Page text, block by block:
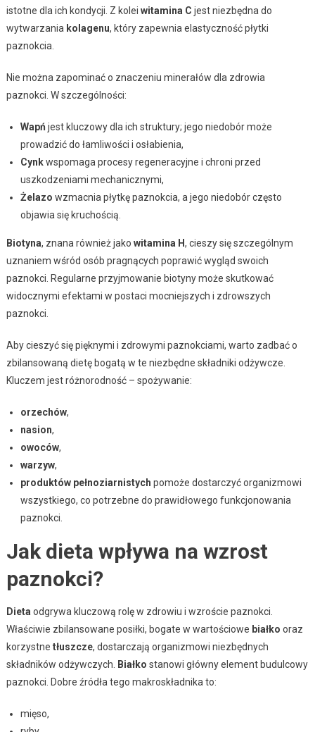
istotne dla ich kondycji. Z kolei witamina C jest niezbędna do
wytwarzania kolagenu, który zapewnia elastyczność płytki
paznokcia.
Nie można zapominać o znaczeniu minerałów dla zdrowia
paznokci. W szczególności:
Wapń jest kluczowy dla ich struktury; jego niedobór może
prowadzić do łamliwości i osłabienia,
Cynkwspomaga procesy regeneracyjne i chroni przed
uszkodzeniami mechanicznymi,
Żelazo wzmacnia płytkę paznokcia, a jego niedobór często
objawia się kruchością.
Biotyna, znana również jako witamina H, cieszy się szczególnym
uznaniem wśród osób pragnących poprawić wygląd swoich
paznokci. Regularne przyjmowanie biotyny może skutkować
widocznymi efektami w postaci mocniejszych i zdrowszych
paznokci.
Aby cieszyć się pięknymi i zdrowymi paznokciami, warto zadbać o
zbilansowaną dietę bogatą w te niezbędne składniki odżywcze.
Kluczem jest różnorodność – spożywanie:
orzechów,
nasion,
owoców,
warzyw,
produktów pełnoziarnistych pomoże dostarczyć organizmowi
wszystkiego, co potrzebne do prawidłowego funkcjonowania
paznokci.
Jak dieta wpływa na wzrost
paznokci?
Dietaodgrywa kluczową rolę w zdrowiu i wzroście paznokci.
Właściwie zbilansowane posiłki, bogate w wartościowe białko oraz
korzystne tłuszcze, dostarczają organizmowi niezbędnych
składników odżywczych. Białko stanowi główny element budulcowy
paznokci. Dobre źródła tego makroskładnika to:
mięso,